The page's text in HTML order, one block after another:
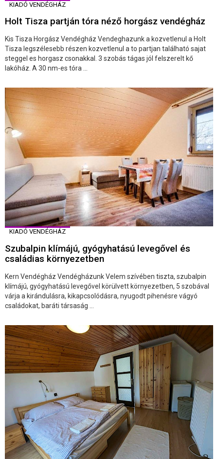
KIADÓ VENDÉGHÁZ
Holt Tisza partján tóra néző horgász vendégház
Kis Tisza Horgász Vendégház Vendeghazunk a kozvetlenul a Holt
Tisza legszélesebb részen kozvetlenul a to partjan található sajat
steggel es horgasz csonakkal. 3 szobás tágas jól felszerelt kő
lakóház. A 30 nm-es tóra ...
KIADÓ VENDÉGHÁZ
Szubalpin klímájú, gyógyhatású levegővel és
családias környezetben
Kern Vendégház Vendégházunk Velem szívében tiszta, szubalpin
klímájú, gyógyhatású levegővel körülvett környezetben, 5 szobával
várja a kirándulásra, kikapcsolódásra, nyugodt pihenésre vágyó
családokat, baráti társaság ...